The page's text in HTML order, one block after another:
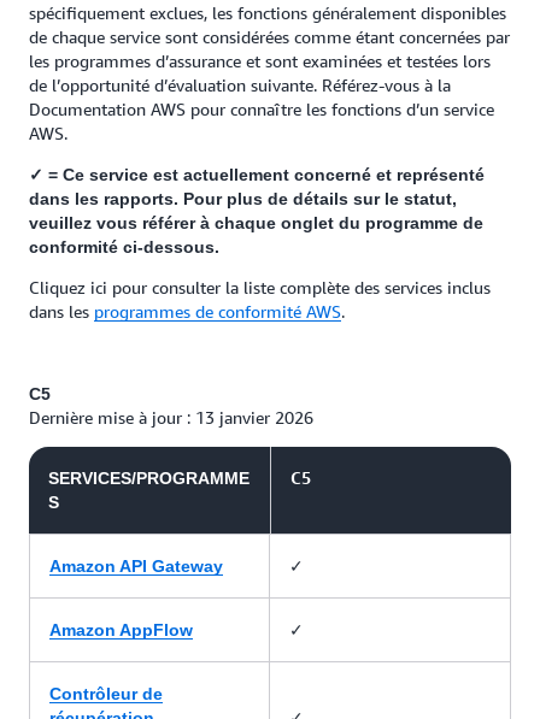
spécifiquement exclues, les fonctions généralement disponibles
de chaque service sont considérées comme étant concernées par
les programmes d’assurance et sont examinées et testées lors
de l’opportunité d’évaluation suivante. Référez-vous à la
Documentation AWS pour connaître les fonctions d’un service
AWS.
✓ = Ce service est actuellement concerné et représenté
dans les rapports. Pour plus de détails sur le statut,
veuillez vous référer à chaque onglet du programme de
conformité ci-dessous.
Cliquez ici pour consulter la liste complète des services inclus
dans les programmes de conformité AWS.
C5
Dernière mise à jour : 13 janvier 2026
SERVICES/PROGRAMME
S
C5
Amazon API Gateway ✓
Amazon AppFlow ✓
Contrôleur de